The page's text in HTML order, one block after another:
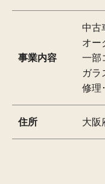
事業内容
中古
オー
一部
ガラ
修理
住所 大阪